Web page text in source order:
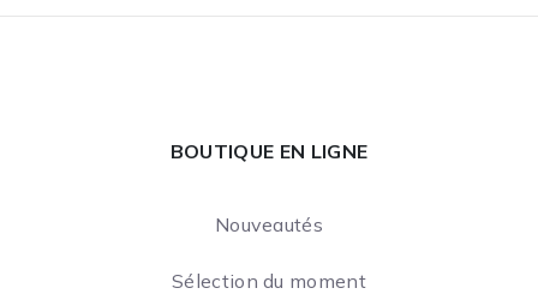
BOUTIQUE EN LIGNE
Nouveautés
Sélection du moment